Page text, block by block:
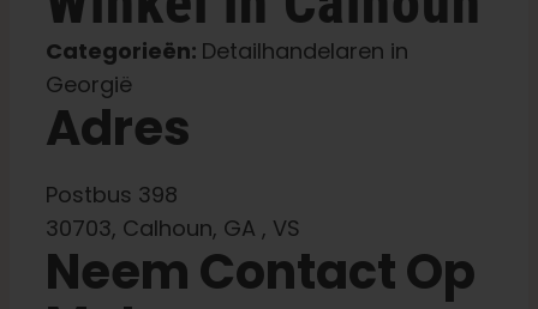
Behoud van Caribische genetica
Neem contact op met
Winkel op
Categorieën: Detailhandelaren in
Georgië
Adres
Postbus 398
30703, Calhoun, GA , VS
Neem Contact Op